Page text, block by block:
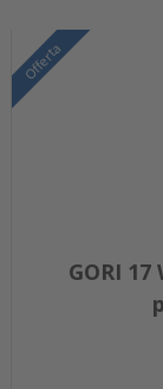
Offerta
GORI 17